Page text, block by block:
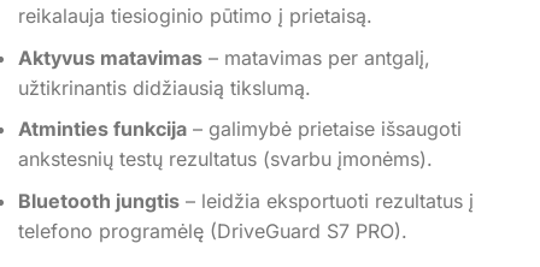
reikalauja tiesioginio pūtimo į prietaisą.
Aktyvus matavimas – matavimas per antgalį,
užtikrinantis didžiausią tikslumą.
Atminties funkcija – galimybė prietaise išsaugoti
ankstesnių testų rezultatus (svarbu įmonėms).
Bluetooth jungtis – leidžia eksportuoti rezultatus į
telefono programėlę (DriveGuard S7 PRO).